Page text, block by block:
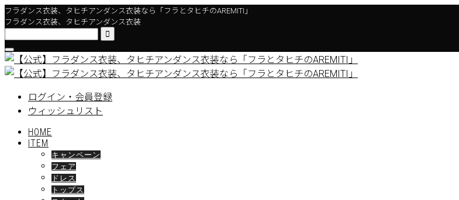
フラダンス衣装、タヒチアンダンス衣装なら「フラとタヒチのAREMITI」
フラダンス衣装、タヒチアンダンス衣装

ログイン・会員登録
ウィッシュリスト
HOME
ITEM
キャンペーン
フェア
ドレス
トップス